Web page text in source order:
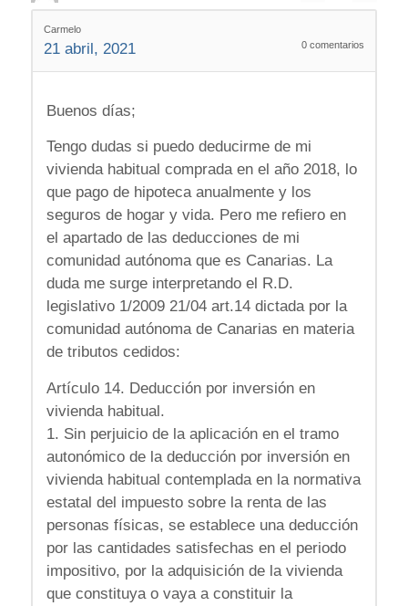
Carmelo
21 abril, 2021 0 comentarios
Buenos días;
Tengo dudas si puedo deducirme de mi
vivienda habitual comprada en el año 2018, lo
que pago de hipoteca anualmente y los
seguros de hogar y vida. Pero me refiero en
el apartado de las deducciones de mi
comunidad autónoma que es Canarias. La
duda me surge interpretando el R.D.
legislativo 1/2009 21/04 art.14 dictada por la
comunidad autónoma de Canarias en materia
de tributos cedidos:
Artículo 14. Deducción por inversión en
vivienda habitual.
1. Sin perjuicio de la aplicación en el tramo
autonómico de la deducción por inversión en
vivienda habitual contemplada en la normativa
estatal del impuesto sobre la renta de las
personas físicas, se establece una deducción
por las cantidades satisfechas en el periodo
impositivo, por la adquisición de la vivienda
que constituya o vaya a constituir la